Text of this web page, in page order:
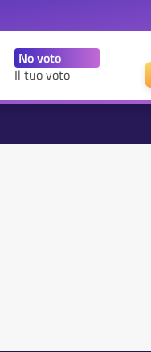
Il tuo voto